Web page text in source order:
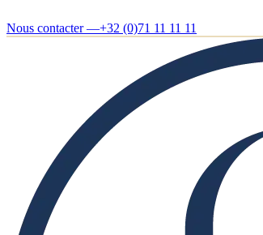
Nous contacter —+32 (0)71 11 11 11